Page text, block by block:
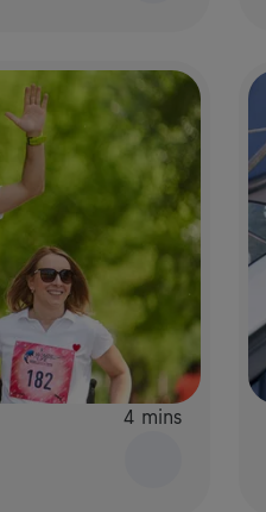
4 mins